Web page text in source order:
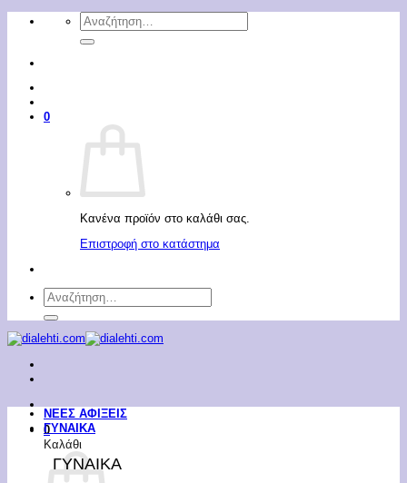
Μετάβαση
Αναζήτηση
για:
0
Κανένα προϊόν στο καλάθι σας.
Επιστροφή στο κατάστημα
Αναζήτηση
για:
0
Καλάθι
ΝΕΕΣ ΑΦΙΞΕΙΣ
ΓΥΝΑΙΚΑ
ΓΥΝΑΙΚΑ